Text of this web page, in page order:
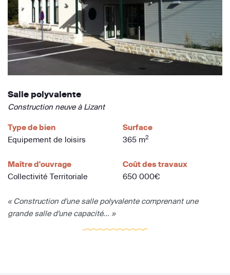
Salle polyvalente
Construction neuve à Lizant
Type de bien
Equipement de loisirs
Surface
365 m2
Maître d'ouvrage
Collectivité Territoriale
Coût des travaux
650 000€
« Construction d'une salle polyvalente comprenant une
grande salle d'une capacité... »